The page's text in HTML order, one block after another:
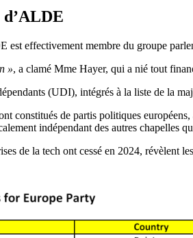
d’ALDE
effectivement membre du groupe
», a clamé Mme Hayer, qui a nié tout
(UDI), intégrés à la liste de la
constitués de partis politiques
indépendant des autres chapelles
de la tech ont cessé en 2024, révèlent